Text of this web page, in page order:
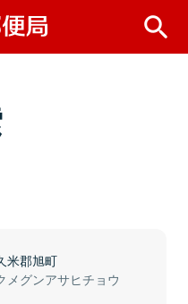
米郡旭町
メグンアサヒチョウ